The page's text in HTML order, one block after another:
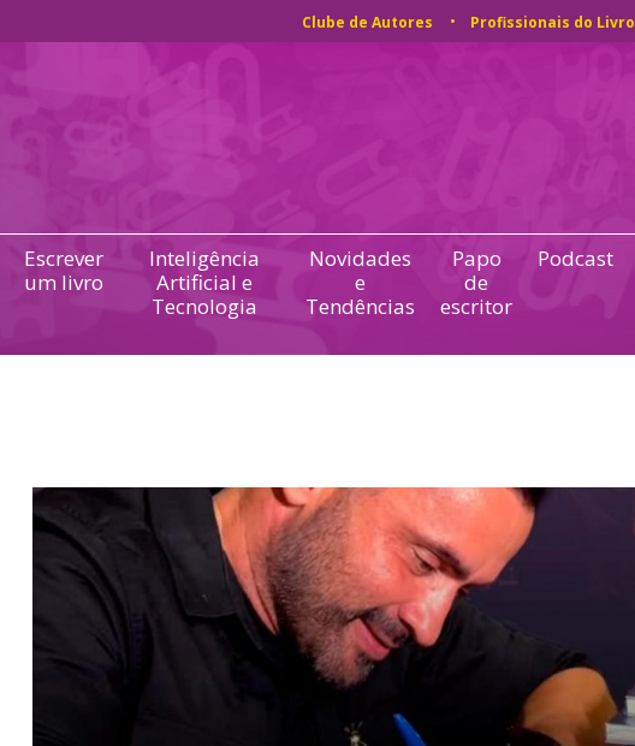
Clube de Autores Profissionais do Livro
Escrever
um livro
Inteligência
Artificial e
Tecnologia
Novidades
e
Tendências
Papo
de
escritor
Podcast